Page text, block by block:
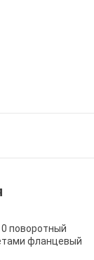
поворотный
фланцевый